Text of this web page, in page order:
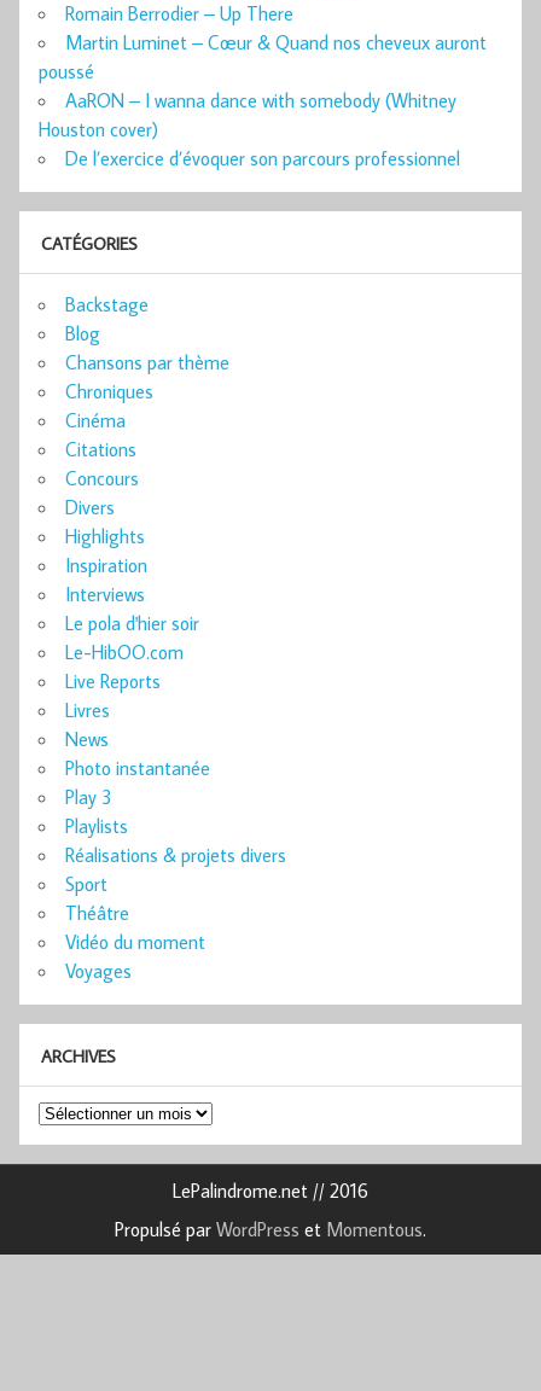
Romain Berrodier – Up There
Martin Luminet – Cœur & Quand nos cheveux auront
poussé
AaRON – I wanna dance with somebody (Whitney
Houston cover)
De l’exercice d’évoquer son parcours professionnel
CATÉGORIES
Backstage
Blog
Chansons par thème
Chroniques
Cinéma
Citations
Concours
Divers
Highlights
Inspiration
Interviews
Le pola d'hier soir
Le-HibOO.com
Live Reports
Livres
News
Photo instantanée
Play 3
Playlists
Réalisations & projets divers
Sport
Théâtre
Vidéo du moment
Voyages
ARCHIVES
Archives
LePalindrome.net // 2016
Propulsé par WordPress et Momentous.